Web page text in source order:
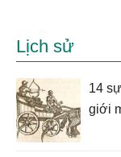
Lịch sử
14
giới